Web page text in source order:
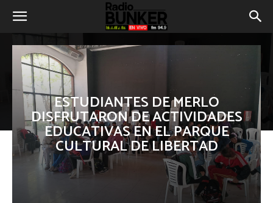
ESTUDIANTES DE MERLO
DISFRUTARON DE ACTIVIDADES
EDUCATIVAS EN EL PARQUE
CULTURAL DE LIBERTAD